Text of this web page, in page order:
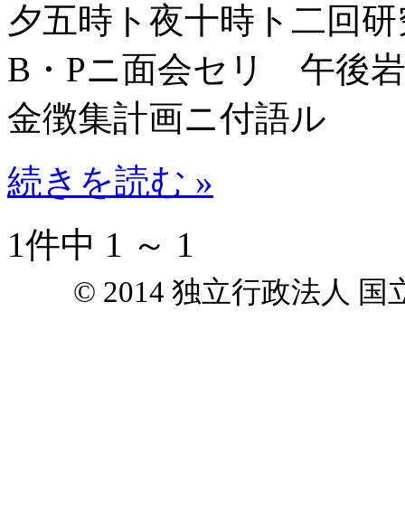
夕五時ト夜十時ト二回
B・Pニ面会セリ 午後
金徴集計画ニ付語ル
続きを読む »
1件中 1 ～ 1
© 2014 独立行政法人 国